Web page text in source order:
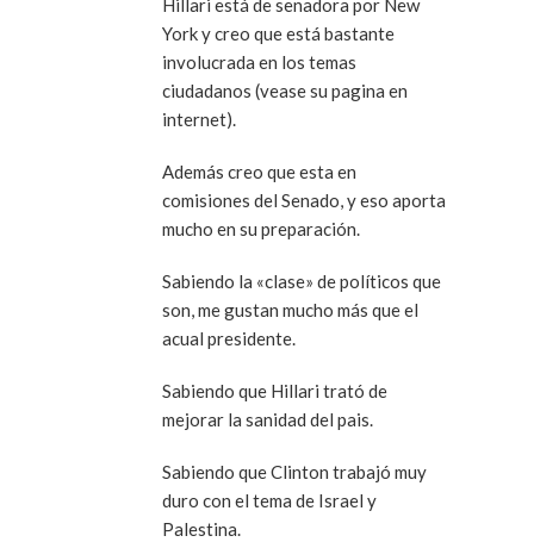
Hillari está de senadora por New
York y creo que está bastante
involucrada en los temas
ciudadanos (vease su pagina en
internet).
Además creo que esta en
comisiones del Senado, y eso aporta
mucho en su preparación.
Sabiendo la «clase» de políticos que
son, me gustan mucho más que el
acual presidente.
Sabiendo que Hillari trató de
mejorar la sanidad del pais.
Sabiendo que Clinton trabajó muy
duro con el tema de Israel y
Palestina.